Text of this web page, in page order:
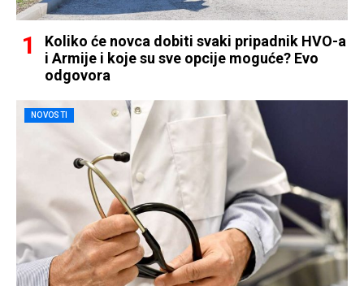
Koliko će novca dobiti svaki pripadnik HVO-a
i Armije i koje su sve opcije moguće? Evo
odgovora
NOVOSTI